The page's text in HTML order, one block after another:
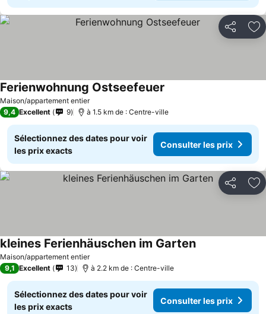
Partager
Maison/appartement entier
Ferienwohnung Ostseefeuer
9,4 Excellent 9 à 1.5 km de : Centre-ville
Sélectionnez des dates pour voir
les prix exacts
Consulter les prix
Partager
Maison/appartement entier
kleines Ferienhäuschen im Garten
9,1 Excellent 13 à 2.2 km de : Centre-ville
Sélectionnez des dates pour voir
les prix exacts
Consulter les prix